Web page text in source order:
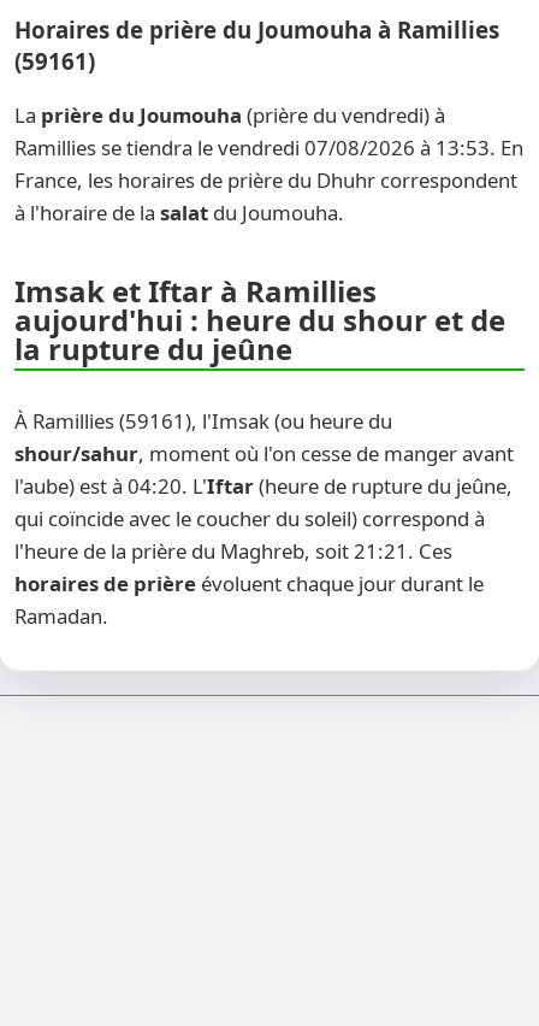
Horaires de prière du Joumouha à Ramillies
(59161)
La prière du Joumouha (prière du vendredi) à
Ramillies se tiendra le vendredi 07/08/2026 à 13:53. En
France, les horaires de prière du Dhuhr correspondent
à l'horaire de la salat du Joumouha.
Imsak et Iftar à Ramillies
aujourd'hui : heure du shour et de
la rupture du jeûne
À Ramillies (59161), l'Imsak (ou heure du
shour/sahur, moment où l'on cesse de manger avant
l'aube) est à 04:20. L'Iftar(heure de rupture du jeûne,
qui coïncide avec le coucher du soleil) correspond à
l'heure de la prière du Maghreb, soit 21:21. Ces
horaires de prière évoluent chaque jour durant le
Ramadan.